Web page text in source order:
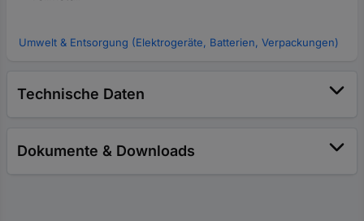
Umwelt & Entsorgung (Elektrogeräte, Batterien, Verpackungen)
Technische Daten
Dokumente & Downloads